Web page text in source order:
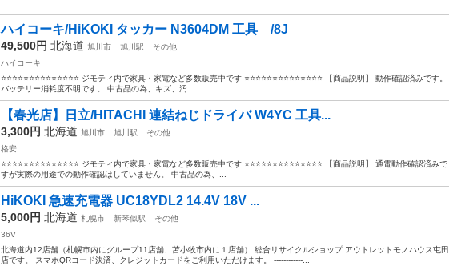
ハイコーキ/HiKOKI タッカー N3604DM 工具 /8J
49,500円 北海道 旭川市 旭川駅
その他
ハイコーキ
⭐⭐⭐⭐⭐⭐⭐⭐⭐⭐⭐⭐⭐⭐ ジモティ内で家具・家電など多数販売中です ⭐⭐⭐⭐⭐⭐⭐⭐⭐⭐⭐⭐⭐⭐ 【商品説明】 動作確認済みです。
バッテリー消耗度不明です。 中古品の為、キズ、汚...
【春光店】日立/HITACHI 連結ねじドライバ W4YC 工具...
3,300円 北海道 旭川市 旭川駅
その他
格安
⭐⭐⭐⭐⭐⭐⭐⭐⭐⭐⭐⭐⭐⭐ ジモティ内で家具・家電など多数販売中です ⭐⭐⭐⭐⭐⭐⭐⭐⭐⭐⭐⭐⭐⭐ 【商品説明】 通電動作確認済みで
すが実際の用途での動作確認はしていません。 中古品の為、...
HiKOKI 急速充電器 UC18YDL2 14.4V 18V ...
5,000円 北海道 札幌市 新琴似駅
その他
36V
北海道内12店舗（札幌市内にグループ11店舗、苫小牧市内に１店舗） 総合リサイクルショップ アウトレットモノハウス屯田
店です。 スマホQRコード決済、クレジットカードをご利用いただけます。 ------------...